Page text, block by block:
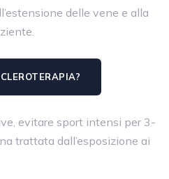
delle vene e alla
evitare sport intensi per 3-
trattata dall’esposizione ai